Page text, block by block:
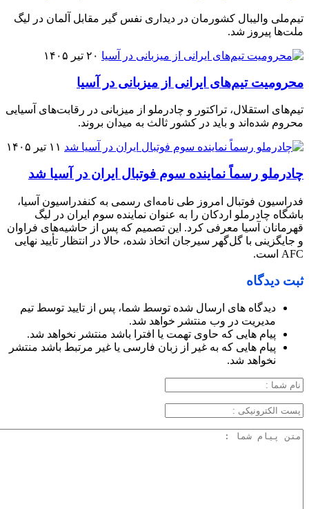
تیم‌ملی والیبال کشورمان در دیداری نفس گیر مقابل آلمان در لیگ
ملت‌ها پیروز شد.
۲۰ تیر ۱۴۰۵
محرومیت تیم‌های ایرانی از میزبانی در آسیا
تیم‌های استقلال، تراکتور و چادرملو از میزبانی در رقابت‌های آسیایی
محروم شده‌اند و باید در کشور ثالث به میدان بروند.
۱۱ تیر ۱۴۰۵
چادرملو رسماً نماینده سوم فوتبال ایران در آسیا شد
فدراسیون فوتبال امروز طی نامه‌ای رسمی به کنفدراسیون آسیا،
باشگاه چادرملو اردکان را به عنوان نماینده سوم ایران در لیگ
قهرمانان آسیا معرفی کرد. این تصمیم که پس از حاشیه‌های فراوان
و جایگزینی با گل‌گهر سیرجان اتخاذ شده، حالا در انتظار تأیید نهایی
AFC است.
ثبت دیدگاه
دیدگاه های ارسال شده توسط شما، پس از تایید توسط تیم
مدیریت در وب منتشر خواهد شد.
پیام هایی که حاوی تهمت یا افترا باشد منتشر نخواهد شد.
پیام هایی که به غیر از زبان فارسی یا غیر مرتبط باشد منتشر
نخواهد شد.